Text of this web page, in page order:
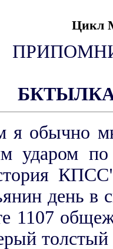
Цикл
БКТЫЛКА
я обычно
ударом по
день
1107